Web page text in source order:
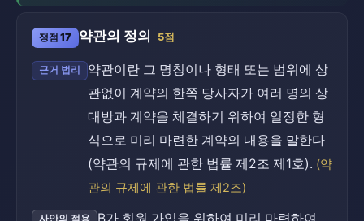
쟁점 17 약관의 정의 5점
근거 법리
약관이란 그 명칭이나 형태 또는 범위에 상
관없이 계약의 한쪽 당사자가 여러 명의 상
대방과 계약을 체결하기 위하여 일정한 형
식으로 미리 마련한 계약의 내용을 말한다
(약관의 규제에 관한 법률 제2조 제1호). (약
관의 규제에 관한 법률 제2조)
사안의 적용